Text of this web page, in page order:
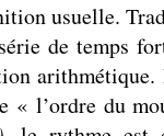
usuelle.
de temps
l’ordre du